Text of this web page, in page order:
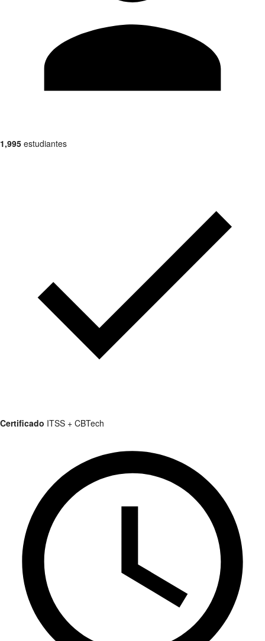
1,995 estudiantes
Certificado ITSS + CBTech